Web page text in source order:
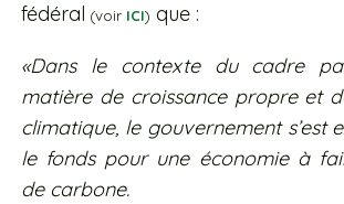
fédéral (voir ICI) que :
«Dans le contexte du cadre
matière de croissance propre et
climatique, le gouvernement s’est
le fonds pour une économie à
de carbone.